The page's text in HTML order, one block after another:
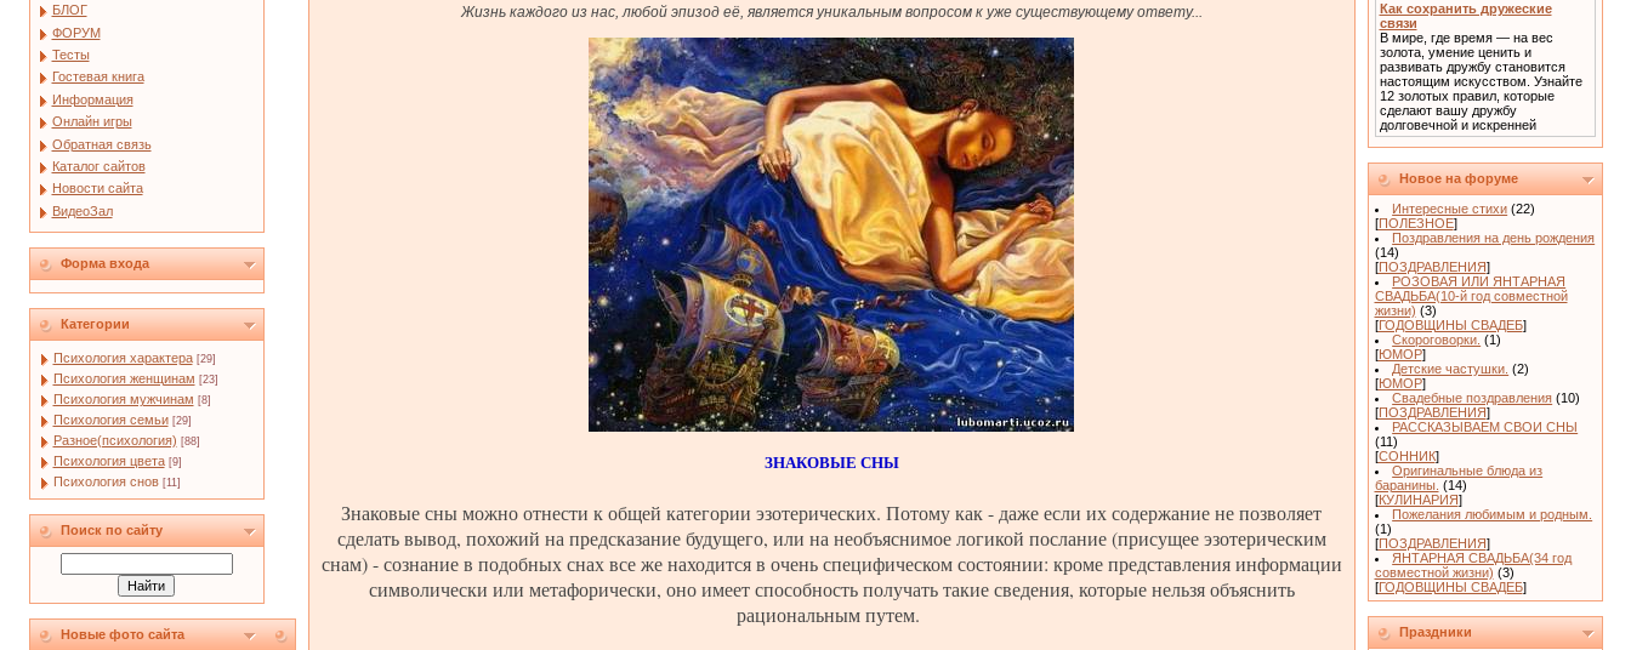
БЛОГ
ФОРУМ
Тесты
Гостевая книга
Информация
Онлайн игры
Обратная связь
Каталог сайтов
Новости сайта
ВидеоЗал
Форма входа
Категории
Психология характера [29]
Психология женщинам [23]
Психология мужчинам [8]
Психология семьи [29]
Разное(психология) [88]
Психология цвета [9]
Психология снов [11]
Поиск по сайту
Новые фото сайта
Жизнь каждого из нас, любой эпизод её, является уникальным вопросом к уже существующему ответу...
ЗНАКОВЫЕ СНЫ
Знаковые сны можно отнести к общей категории эзотерических. Потому как - даже если их содержание не позволяет
сделать вывод, похожий на предсказание будущего, или на необъяснимое логикой послание (присущее эзотерическим
снам) - сознание в подобных снах все же находится в очень специфическом состоянии: кроме представления информации
символически или метафорически, оно имеет способность получать такие сведения, которые нельзя объяснить
рациональным путем.
Как сохранить дружеские
связи
В мире, где время — на вес
золота, умение ценить и
развивать дружбу становится
настоящим искусством. Узнайте
12 золотых правил, которые
сделают вашу дружбу
долговечной и искренней
Новое на форуме
Интересные стихи (22)
[ПОЛЕЗНОЕ]
Поздравления на день рождения
(14)
[ПОЗДРАВЛЕНИЯ]
РОЗОВАЯ ИЛИ ЯНТАРНАЯ
СВАДЬБА(10-й год совместной
жизни) (3)
[ГОДОВЩИНЫ СВАДЕБ]
Скороговорки. (1)
[ЮМОР]
Детские частушки. (2)
[ЮМОР]
Свадебные поздравления (10)
[ПОЗДРАВЛЕНИЯ]
РАССКАЗЫВАЕМ СВОИ СНЫ
(11)
[СОННИК]
Оригинальные блюда из
баранины. (14)
[КУЛИНАРИЯ]
Пожелания любимым и родным.
(1)
[ПОЗДРАВЛЕНИЯ]
ЯНТАРНАЯ СВАДЬБА(34 год
совместной жизни) (3)
[ГОДОВЩИНЫ СВАДЕБ]
Праздники